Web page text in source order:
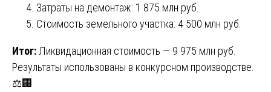
Затраты на демонтаж: 1 875 млн руб.
Стоимость земельного участка: 4 500 млн руб.
Итог: Ликвидационная стоимость — 9 975 млн руб.
Результаты использованы в конкурсном производстве.
⚖️🏢